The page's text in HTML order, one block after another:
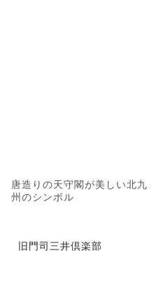
唐造りの天守閣が美しい北九
州のシンボル
旧門司三井倶楽部